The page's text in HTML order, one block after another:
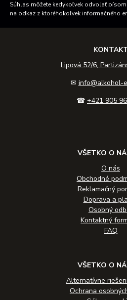
Súhlas môžete kedykoľvek odvolať
na odkaz z ktoréhokoľvek informačného
Lipová 52/6,
✉ info@alkohol-
☎ +421 905
VŠETKO O
O nás
Obchodné
Reklamačný
Doprava a
Osobný
Kontaktný
FAQ
VŠETKO O
Alternatívne
Ochrana